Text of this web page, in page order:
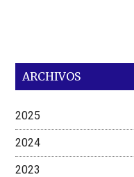
ARCHIVOS
2025
2024
2023